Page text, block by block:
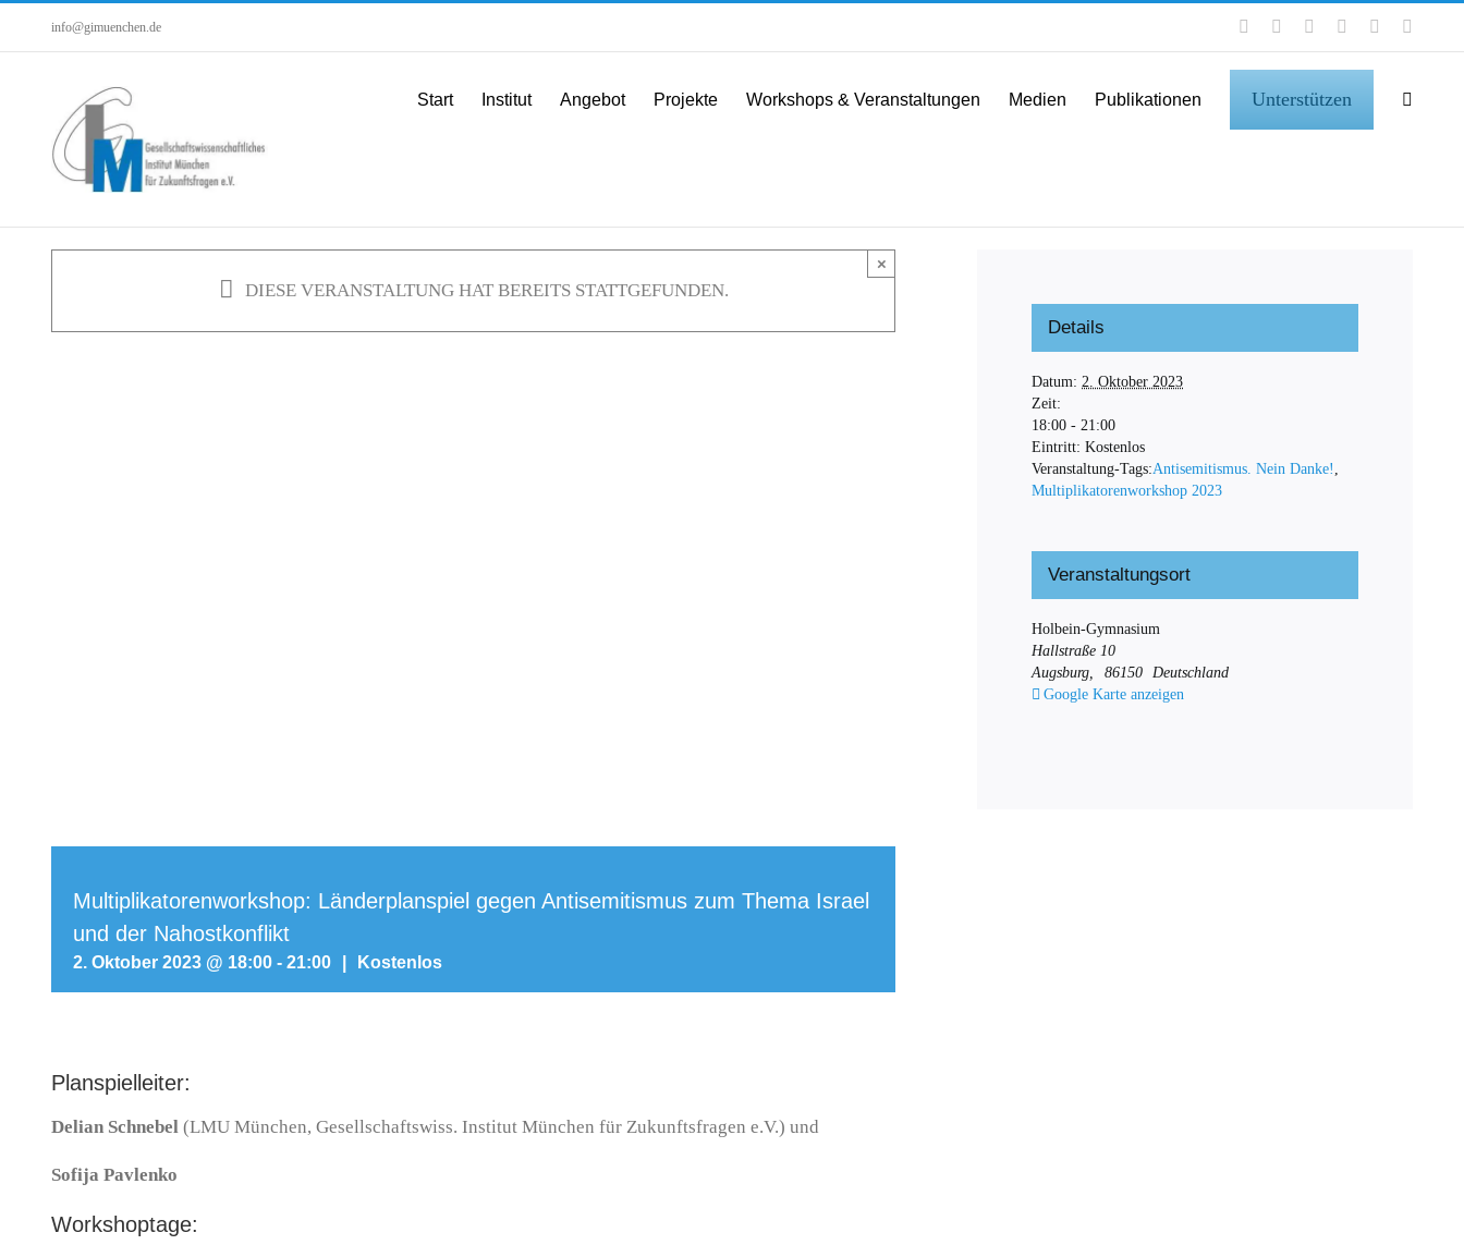
info@gimuenchen.de FacebookInstagramLinkedIn YouTube
Start Institut Angebot Projekte Workshops & Veranstaltungen Medien Publikationen Unterstützen
DIESE VERANSTALTUNG HAT BEREITS STATTGEFUNDEN.
×
Multiplikatorenworkshop: Länderplanspiel gegen Antisemitismus zum Thema Israel
und der Nahostkonflikt
2. Oktober 2023 @ 18:00 - 21:00 Kostenlos
Planspielleiter:
Delian Schnebel (LMU München, Gesellschaftswiss. Institut München für Zukunftsfragen e.V.) und
Sofija Pavlenko
Workshoptage:
Details
Datum: 2. Oktober 2023
Zeit:
18:00 - 21:00
Eintritt: Kostenlos
Veranstaltung-Tags:Antisemitismus. Nein Danke!
Multiplikatorenworkshop 2023
Veranstaltungsort
Holbein-Gymnasium
Hallstraße 10
Augsburg
86150
Deutschland
Google Karte anzeigen